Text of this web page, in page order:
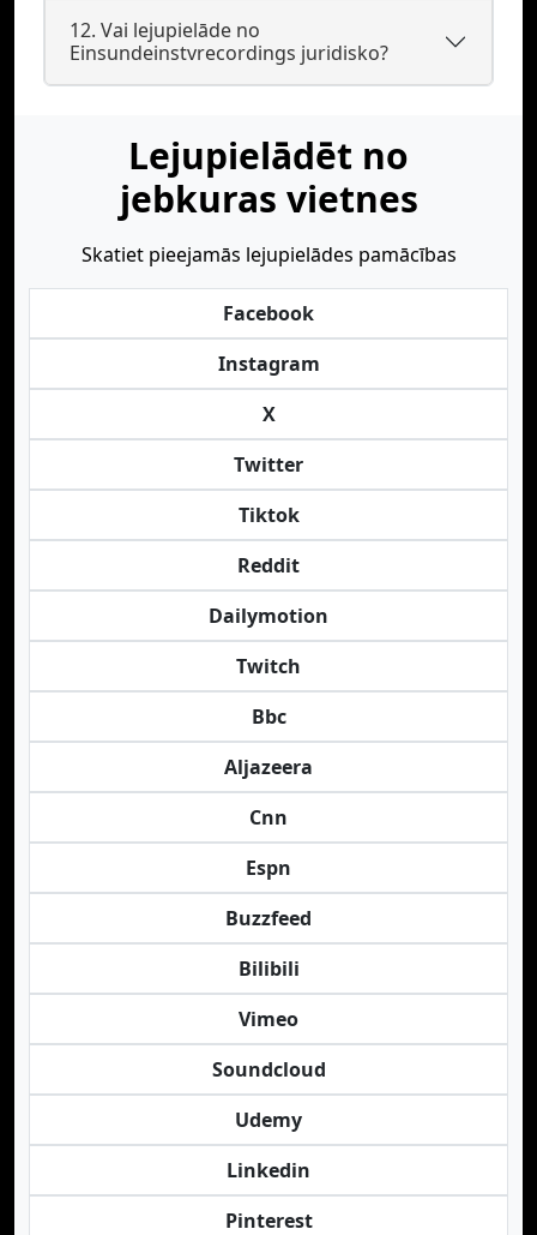
12. Vai lejupielāde no
Einsundeinstvrecordings juridisko?
Lejupielādēt no
jebkuras vietnes
Skatiet pieejamās lejupielādes pamācības
Facebook
Instagram
X
Twitter
Tiktok
Reddit
Dailymotion
Twitch
Bbc
Aljazeera
Cnn
Espn
Buzzfeed
Bilibili
Vimeo
Soundcloud
Udemy
Linkedin
Pinterest